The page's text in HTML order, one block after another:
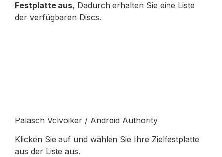
Festplatte aus, Dadurch erhalten Sie eine Liste
der verfügbaren Discs.
Palasch Volvoiker / Android Authority
Klicken Sie auf und wählen Sie Ihre Zielfestplatte
aus der Liste aus.